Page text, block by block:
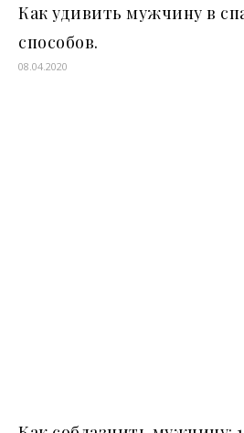
Как удивить мужчину в
способов.
08.04.2020